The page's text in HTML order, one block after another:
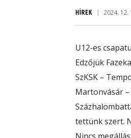
HÍREK 2024. 12.
U12-es
Edzőjük
SzKSK –
Martonvásár –
tettünk szert.